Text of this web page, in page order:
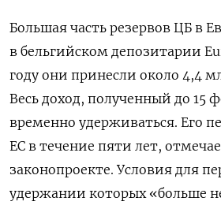
Большая часть резервов ЦБ в
в бельгийском депозитарии
году они принесли около 4,4
Весь доход, полученный до 15
временно удерживаться. Его
ЕС в течение пяти лет,
законопроекте. Условия для
удержании которых «больше